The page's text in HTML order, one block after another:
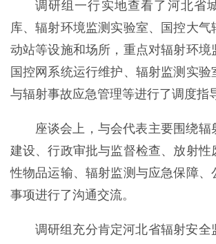
调研组一行实地查看了河北省
库、辐射环境监测实验室、国控大气
动站等设施和场所，重点对辐射环境
国控网系统运行维护、辐射监测实验
与辐射事故应急管理等进行了调度指
座谈会上，与会代表主要围绕辐
建设、行政审批与监督检查、放射性
性物品运输、辐射监测与应急保障、
事项进行了沟通交流。
调研组充分肯定河北省辐射安全